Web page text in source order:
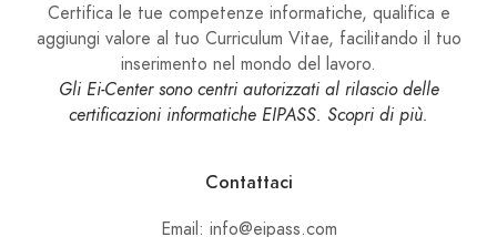
Certifica le tue competenze informatiche, qualifica e
aggiungi valore al tuo Curriculum Vitae, facilitando il tuo
inserimento nel mondo del lavoro.
Gli Ei-Center sono centri autorizzati al rilascio delle
certificazioni informatiche EIPASS. Scopri di più.
Contattaci
Email: info@eipass.com